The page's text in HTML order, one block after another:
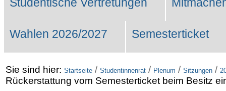
Studentische Vertretungen
Wahlen 2026/2027 Semesterticket
Sie sind hier: Startseite / Studentinnenrat / Plenum / Sitzungen /
Rückerstattung vom Semesterticket beim Besitz